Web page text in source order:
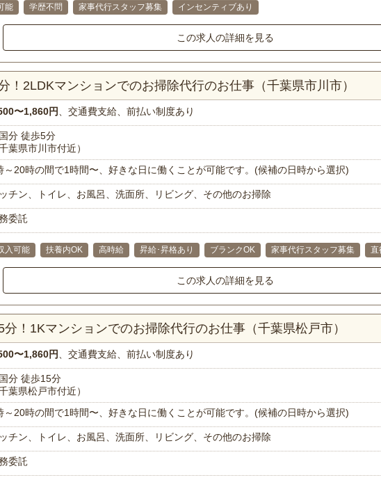
能 学歴不問 家事代行スタッフ募集 インセンティブあり
この求人の詳細を見る
！2LDKマンションでのお掃除代行のお仕事（千葉県市川市）
〜1,860円 、交通費支給、前払い制度あり
分 徒歩5分
千葉県市川市付近）
～20時の間で1時間〜、好きな日に働くことが可能です。(候補の日時から選択)
チン、トイレ、お風呂、洗面所、リビング、その他のお掃除
委託
入可能 扶養内OK 高時給 昇給･昇格あり ブランクOK 家事代行スタッフ募集 直
この求人の詳細を見る
！1Kマンションでのお掃除代行のお仕事（千葉県松戸市）
〜1,860円 、交通費支給、前払い制度あり
分 徒歩15分
千葉県松戸市付近）
～20時の間で1時間〜、好きな日に働くことが可能です。(候補の日時から選択)
チン、トイレ、お風呂、洗面所、リビング、その他のお掃除
委託